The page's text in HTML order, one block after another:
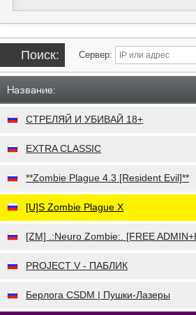
Поиск: Сервер:
Название:
СТРЕЛЯЙ И УБИВАЙ 18+
EXTRA CLASSIC
**Zombie Plague 4.3 [Resident Evil]**
[U]S Zombie Plague X
[ZM] .:Neuro Zombie:. [FREE
PROJECT V - ПАБЛИК
Берлога CSDM | Пушки-Лазеры